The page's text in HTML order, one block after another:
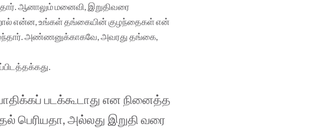
ஆனாலும் மனைவி, இறுதிவரை
என்ன, உங்கள் தங்கையின் குழந்தைகள் என்
அண்ணனுக்காகவே, அவரது தங்கை,
படக்கூடாது என நினைத்த
பெரியதா, அல்லது இறுதி வரை